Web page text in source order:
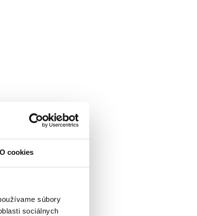
O cookies
súbory
sociálnych